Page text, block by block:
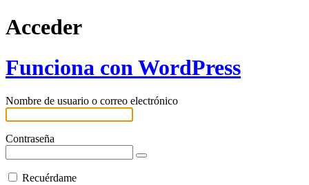
Acceder
Funciona con WordPress
Nombre de usuario o correo electrónico
Contraseña
Recuérdame